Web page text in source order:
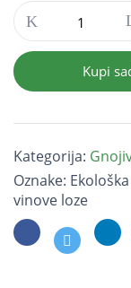
Pro-
Direct
30+B
200
g
Kupi
Kategorija:
Oznake:
vinove loze